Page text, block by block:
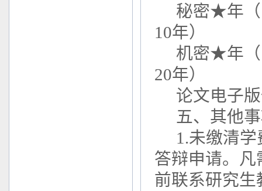
秘密★年（
10年）
机密★年（
20年）
论文电子
五、其他
1.未缴清
答辩申请。
前联系研究生